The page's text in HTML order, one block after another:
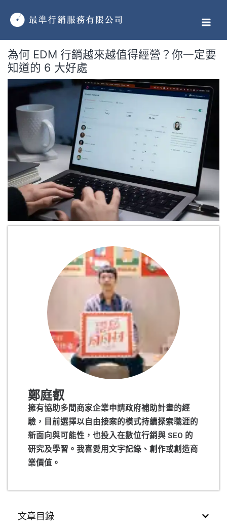
為何 EDM 行銷越來越值得經營？你一定要
知道的 6 大好處
鄭庭叡
擁有協助多間商家企業申請政府補助計畫的經
驗，目前選擇以自由接案的模式持續探索職涯的
新面向與可能性，也投入在數位行銷與 SEO 的
研究及學習。我喜愛用文字記錄、創作或創造商
業價值。
文章目錄